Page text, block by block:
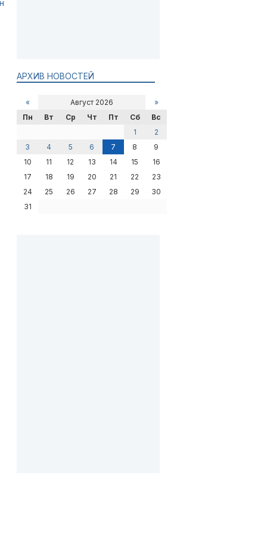
АРХИВ НОВОСТЕЙ
« Август 2026
»
Пн
Вт Ср Чт Пт Сб
Вс
1
2
3
4 5 6 7 8
9
10
11 12 13 14 15
16
17
18 19 20 21 22
23
24
25 26 27 28 29
30
31